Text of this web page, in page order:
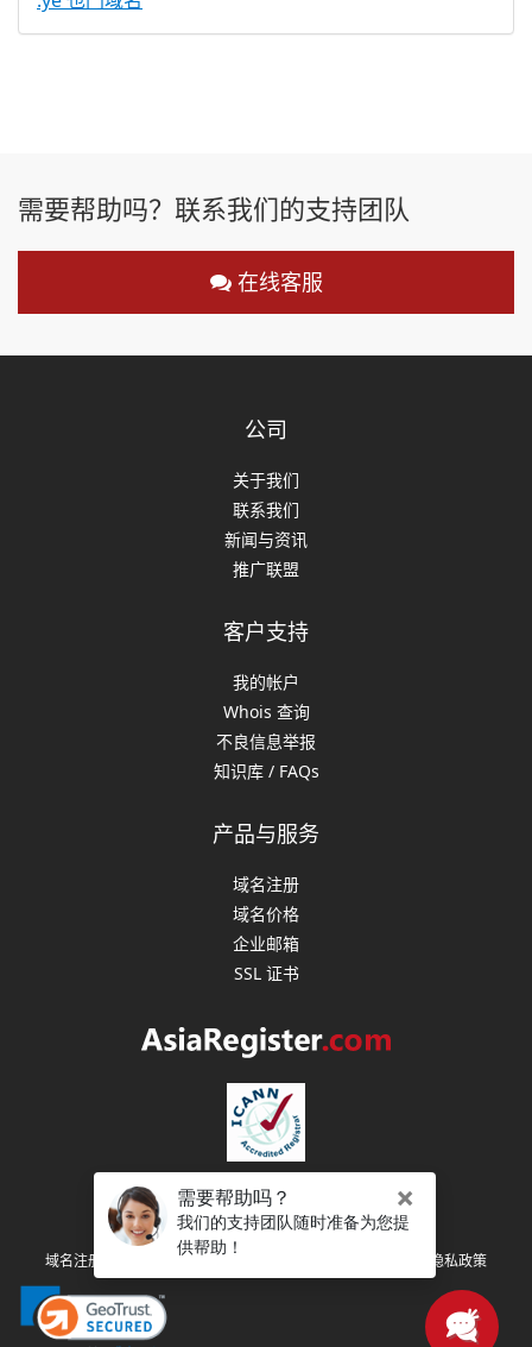
需要帮助吗？联系我们的支持团队
在线客服
公司
关于我们
联系我们
新闻与资讯
推广联盟
客户支持
我的帐户
Whois 查询
不良信息举报
知识库 / FAQs
产品与服务
域名注册
域名价格
企业邮箱
SSL 证书
版权所有 (C) 2003-2026 亚洲注册 保留所有权利
域名注册协议 注册人权利和义务 隐私政策